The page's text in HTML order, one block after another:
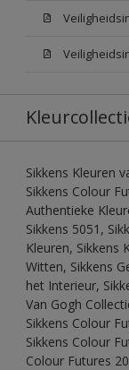
Sikkens Kleuren
Sikkens Colour
Authentieke
Sikkens 5051,
Kleuren, Sikkens
Witten, Sikkens
het Interieur,
Van Gogh
Sikkens Colour
Sikkens Colour
Colour Futures